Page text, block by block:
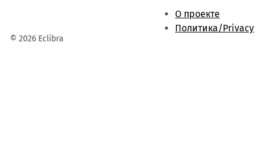
© 2026 Eclibra
О проекте
Политика/Privacy